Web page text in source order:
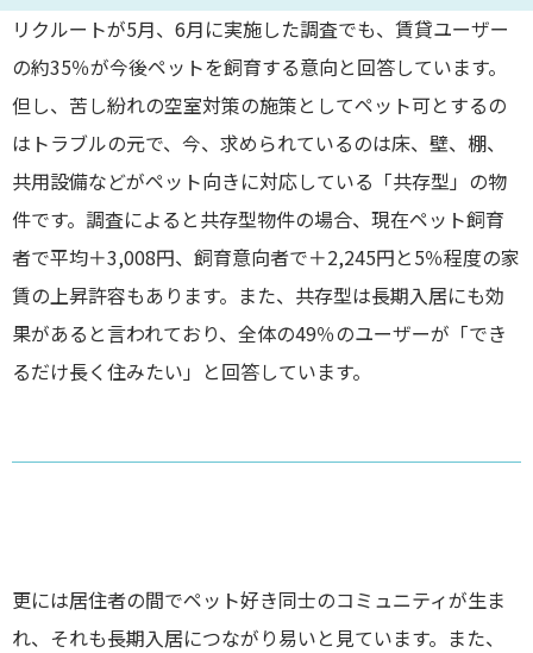
コンサルティング事業部分室
リニューアル課
新百合ヶ丘店
東横綱島店
横浜営業所
港北ニュータウン店
関連リンク
リクルートが5月、6月に実施した調査でも、賃貸ユーザー
の約35％が今後ペットを飼育する意向と回答しています。
但し、苦し紛れの空室対策の施策としてペット可とするの
はトラブルの元で、今、求められているのは床、壁、棚、
共用設備などがペット向きに対応している「共存型」の物
件です。調査によると共存型物件の場合、現在ペット飼育
者で平均＋3,008円、飼育意向者で＋2,245円と5％程度の家
賃の上昇許容もあります。また、共存型は長期入居にも効
果があると言われており、全体の49％のユーザーが「でき
るだけ長く住みたい」と回答しています。
更には居住者の間でペット好き同士のコミュニティが生ま
れ、それも長期入居につながり易いと見ています。また、